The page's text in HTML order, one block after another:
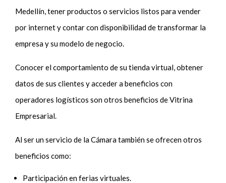
Medellín, tener productos o servicios listos para vender
por internet y contar con disponibilidad de transformar la
empresa y su modelo de negocio.
Conocer el comportamiento de su tienda virtual, obtener
datos de sus clientes y acceder a beneficios con
operadores logísticos son otros beneficios de Vitrina
Empresarial.
Al ser un servicio de la Cámara también se ofrecen otros
beneficios como:
Participación en ferias virtuales.